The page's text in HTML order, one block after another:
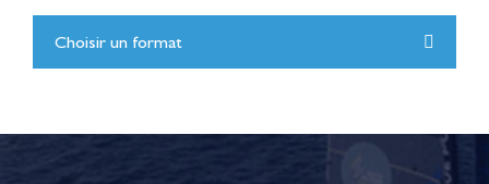
Choisir un format